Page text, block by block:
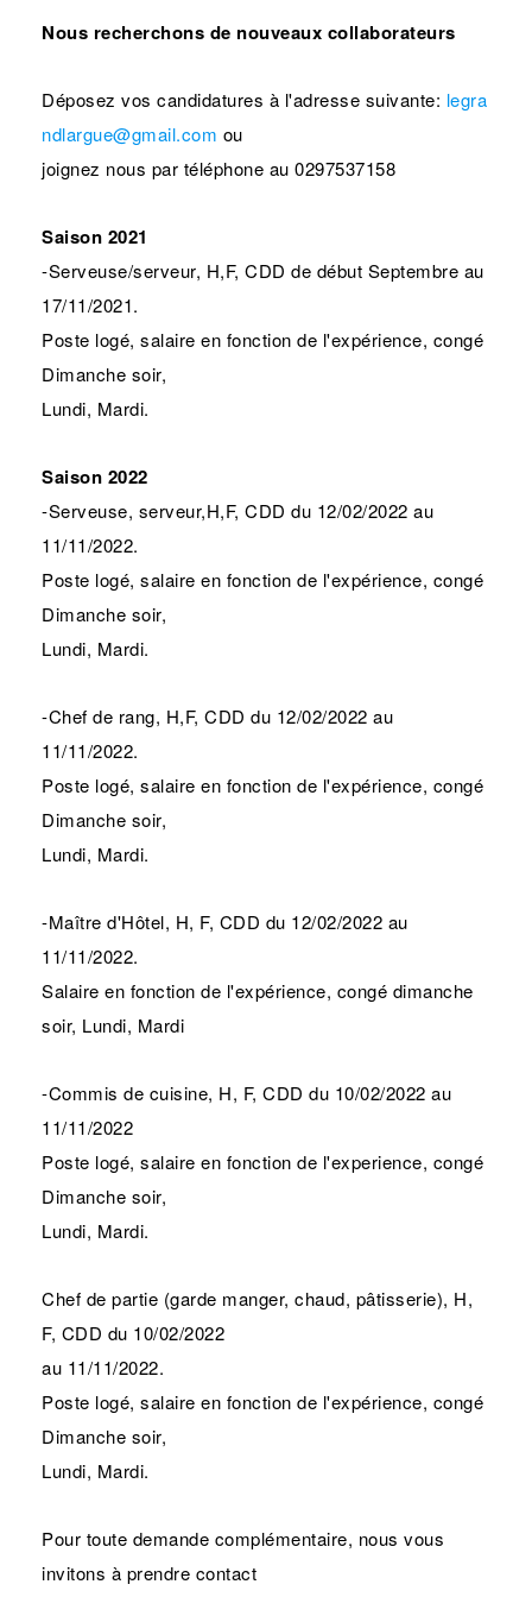
Nous recherchons de nouveaux collaborateurs
Déposez vos candidatures à l'adresse suivante: legra
ndlargue@gmail.com ou
joignez nous par téléphone au 0297537158
Saison 2021
-Serveuse/serveur, H,F, CDD de début Septembre au
17/11/2021.
Poste logé, salaire en fonction de l'expérience, congé
Dimanche soir,
Lundi, Mardi.
Saison 2022
-Serveuse, serveur,H,F, CDD du 12/02/2022 au
11/11/2022.
Poste logé, salaire en fonction de l'expérience, congé
Dimanche soir,
Lundi, Mardi.
-Chef de rang, H,F, CDD du 12/02/2022 au
11/11/2022.
Poste logé, salaire en fonction de l'expérience, congé
Dimanche soir,
Lundi, Mardi.
-Maître d'Hôtel, H, F, CDD du 12/02/2022 au
11/11/2022.
Salaire en fonction de l'expérience, congé dimanche
soir, Lundi, Mardi
-Commis de cuisine, H, F, CDD du 10/02/2022 au
11/11/2022
Poste logé, salaire en fonction de l'experience, congé
Dimanche soir,
Lundi, Mardi.
Chef de partie (garde manger, chaud, pâtisserie), H,
F, CDD du 10/02/2022
au 11/11/2022.
Poste logé, salaire en fonction de l'expérience, congé
Dimanche soir,
Lundi, Mardi.
Pour toute demande complémentaire, nous vous
invitons à prendre contact